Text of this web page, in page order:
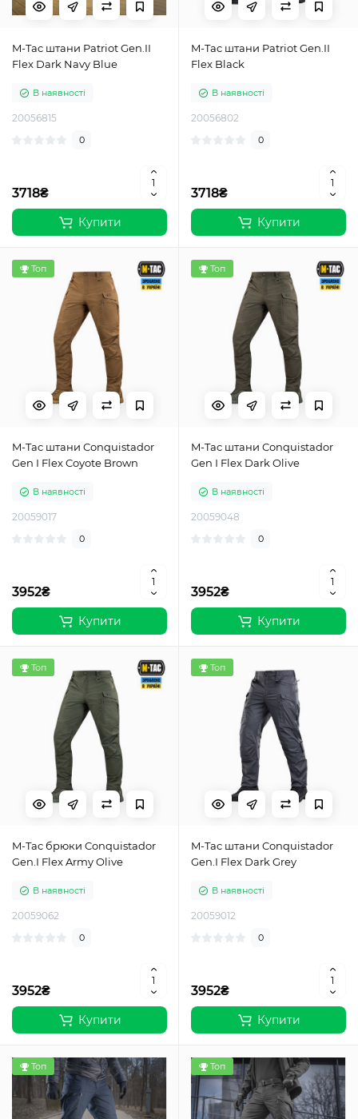
M-Tac штани Patriot Gen.II
Flex Dark Navy Blue
В наявності
20056815
0
3718₴
Купити
M-Tac штани Patriot Gen.II
Flex Black
В наявності
20056802
0
3718₴
Купити
Топ
M-Tac штани Conquistador
Gen I Flex Coyote Brown
В наявності
20059017
0
3952₴
Купити
Топ
M-Tac штани Conquistador
Gen І Flex Dark Olive
В наявності
20059048
0
3952₴
Купити
Топ
M-Tac брюки Conquistador
Gen.I Flex Army Olive
В наявності
20059062
0
3952₴
Купити
Топ
M-Tac штани Conquistador
Gen.I Flex Dark Grey
В наявності
20059012
0
3952₴
Купити
Топ Топ